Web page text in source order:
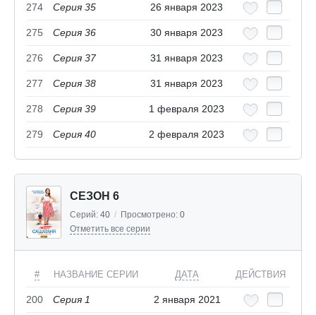
274 Серия 35 26 января 2023
275 Серия 36 30 января 2023
276 Серия 37 31 января 2023
277 Серия 38 31 января 2023
278 Серия 39 1 февраля 2023
279 Серия 40 2 февраля 2023
СЕЗОН 6
Серий: 40 / Просмотрено: 0
Отметить все серии
# НАЗВАНИЕ СЕРИИ ДАТА ДЕЙСТВИЯ
200 Серия 1 2 января 2021